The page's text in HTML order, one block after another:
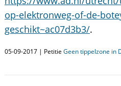
op-elektronweg-of-de-
geschikt~ac07d3b3/.
05-09-2017 | Petitie Geen tippelzone in